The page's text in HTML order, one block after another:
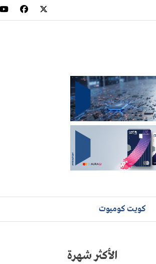
كويت كوميوت
الأكثر شهرة